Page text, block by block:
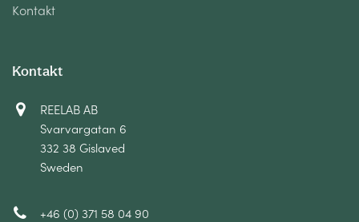
Kontakt
Kontakt
REELAB AB
Svarvargatan 6
332 38 Gislaved
Sweden
+46 (0) 371 58 04 90